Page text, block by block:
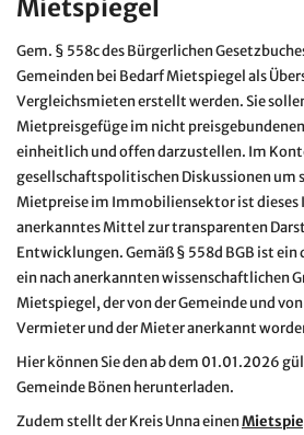
Mietspiegel
Gem. § 558c des Bürgerlichen
Gemeinden bei Bedarf Mietspiegel als
Vergleichsmieten erstellt werden. Sie
Mietpreisgefüge im nicht
einheitlich und offen darzustellen. Im
gesellschaftspolitischen Diskussionen um
Mietpreise im Immobiliensektor ist dieses
anerkanntes Mittel zur transparenten
Entwicklungen. Gemäß § 558d BGB ist
ein nach anerkannten wissenschaftlichen
Mietspiegel, der von der Gemeinde und
Vermieter und der Mieter anerkannt
Hier können Sie den ab dem 01.01.2026
Gemeinde Bönen herunterladen.
Zudem stellt der Kreis Unna einen